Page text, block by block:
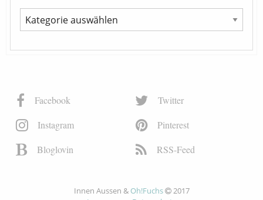
Facebook
Twitter
Instagram
Pinterest
Bloglovin
RSS-Feed
Innen Aussen & Oh!Fuchs
2017